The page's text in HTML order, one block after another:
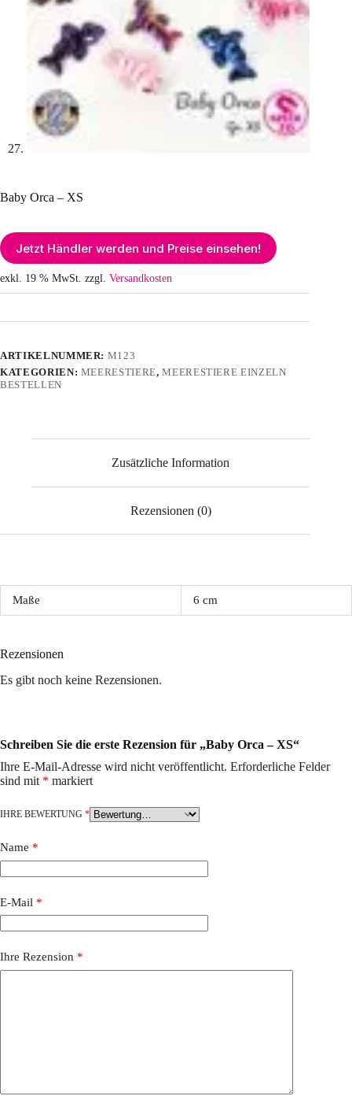
Baby Orca – XS
Jetzt Händler werden und Preise einsehen!
exkl. 19 % MwSt. zzgl. Versandkosten
ARTIKELNUMMER: M123
KATEGORIEN: MEERESTIERE,MEERESTIERE EINZELN
BESTELLEN
Zusätzliche Information
Rezensionen (0)
Maße 6 cm
Rezensionen
Es gibt noch keine Rezensionen.
Schreiben Sie die erste Rezension für „Baby Orca – XS“
Ihre E-Mail-Adresse wird nicht veröffentlicht. Erforderliche Felder
sind mit * markiert
IHRE BEWERTUNG *
Name *
E-Mail *
Ihre Rezension *